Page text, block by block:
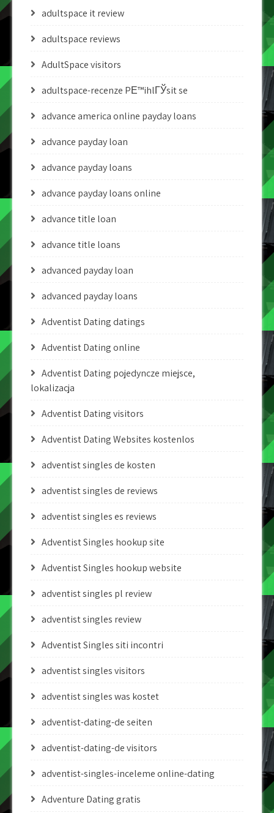
adultspace it review
adultspace reviews
AdultSpace visitors
adultspace-recenze PЕ™ihlГЎsit se
advance america online payday loans
advance payday loan
advance payday loans
advance payday loans online
advance title loan
advance title loans
advanced payday loan
advanced payday loans
Adventist Dating datings
Adventist Dating online
Adventist Dating pojedyncze miejsce,
lokalizacja
Adventist Dating visitors
Adventist Dating Websites kostenlos
adventist singles de kosten
adventist singles de reviews
adventist singles es reviews
Adventist Singles hookup site
Adventist Singles hookup website
adventist singles pl review
adventist singles review
Adventist Singles siti incontri
adventist singles visitors
adventist singles was kostet
adventist-dating-de seiten
adventist-dating-de visitors
adventist-singles-inceleme online-dating
Adventure Dating gratis